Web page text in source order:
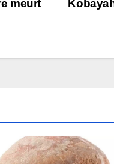
meurt